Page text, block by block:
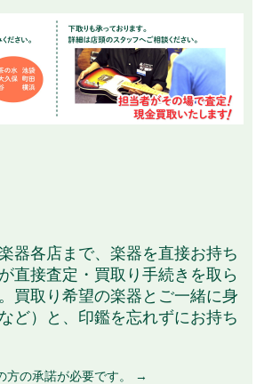
器各店まで、楽器を直接お持ち
直接査定・買取り手続きを取ら
買取り希望の楽器とご一緒に身
ど）と、印鑑を忘れずにお持ち
方の承諾が必要です。 →